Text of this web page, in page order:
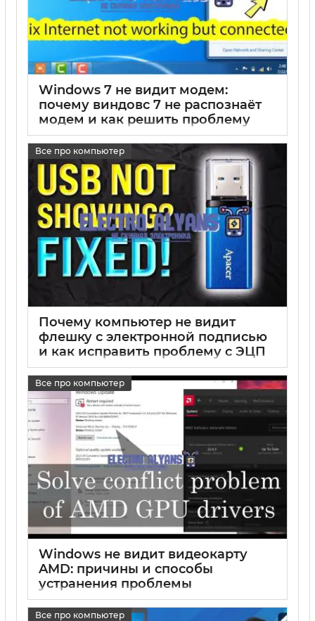
Windows 7 не видит модем:
почему виндовс 7 не распознаёт
модем и как решить проблему
Все про компьютер
Почему компьютер не видит
флешку с электронной подписью
и как исправить проблему с ЭЦП
на флешке
17 05 2025 0
Все про компьютер
Windows не видит видеокарту
AMD: причины и способы
устранения проблемы
Все про компьютер